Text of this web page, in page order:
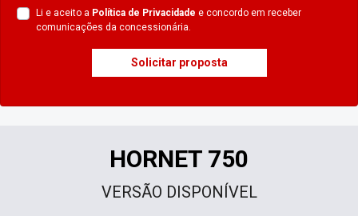
Li e aceito a Política de Privacidade e concordo em receber
comunicações da concessionária.
Solicitar proposta
HORNET 750
VERSÃO DISPONÍVEL